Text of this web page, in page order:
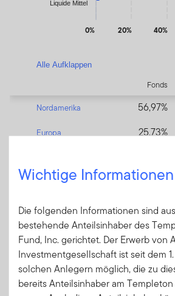
Wichtige
Die folgenden Informationen sind
bestehende Anteilsinhaber des
Fund, Inc. gerichtet. Der Erwerb von
Investmentgesellschaft ist seit dem
solchen Anlegern möglich, die zu
bereits Anteilsinhaber am
Liquide Mittel
0% 20% 40%
Alle Aufklappen
Fonds
Nordamerika
56,97%
Europa 25,73%
Australien / Neuseeland 1,67%
Liquide Mittel 1,92%
Sektoren
Sektorenverteilung
Stand: 30.06.2026 in % des Fondsvolumens